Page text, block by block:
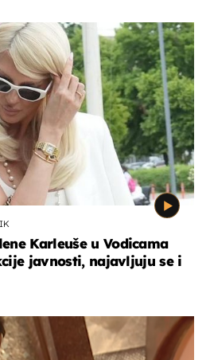
Karleuše u Vodicama
javnosti, najavljuju se i